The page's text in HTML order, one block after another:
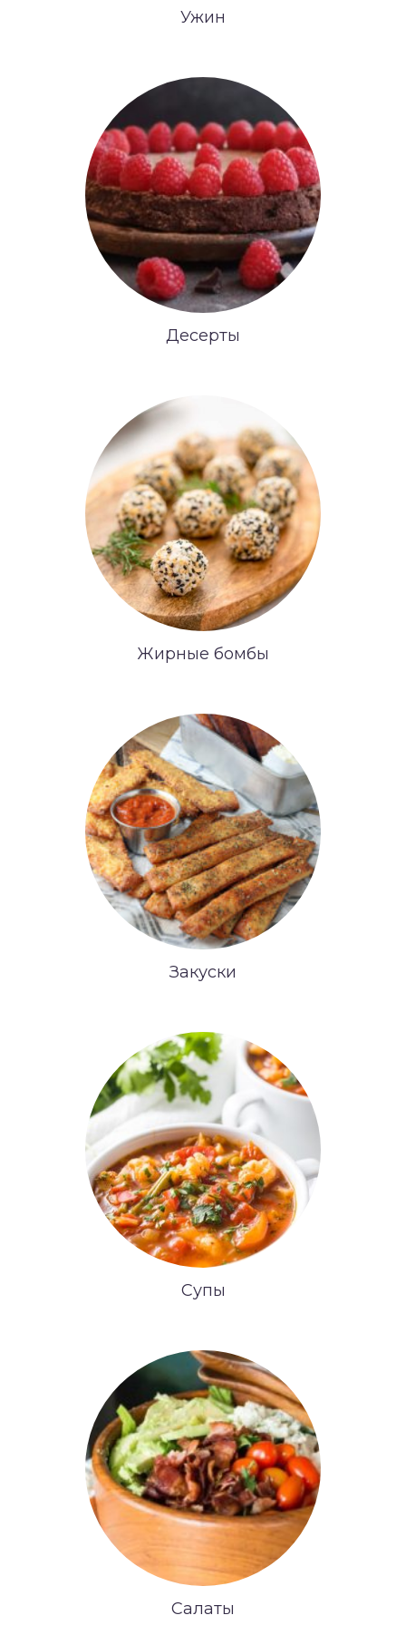
Ужин
Десерты
Жирные бомбы
Закуски
Супы
Салаты